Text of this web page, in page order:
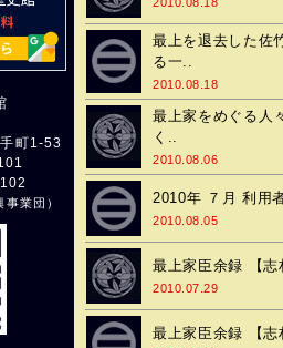
町1-53
事業団 ）
最上を退去した佐
る一..
2010.08.18
最上家をめぐる人
く..
2010.08.06
2010年 ７月 利用
2010.08.05
最上家臣余録 【
2010.07.29
最上家臣余録 【